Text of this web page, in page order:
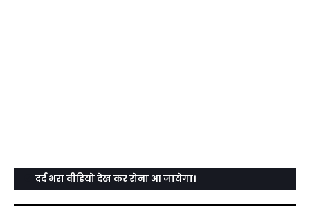
दर्द भरा वीडियो देख कर रोना आ जायेगा।